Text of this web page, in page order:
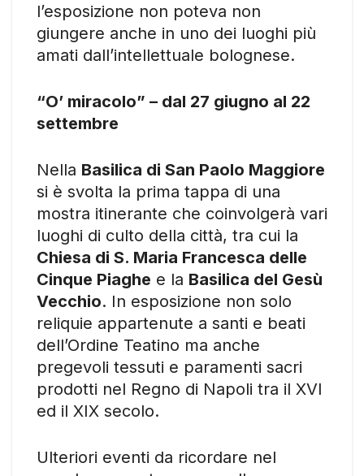
l’esposizione non poteva non
giungere anche in uno dei luoghi più
amati dall’intellettuale bolognese.
“O’ miracolo” – dal 27 giugno al 22
settembre
Nella Basilica di San Paolo Maggiore
si è svolta la prima tappa di una
mostra itinerante che coinvolgerà vari
luoghi di culto della città, tra cui la
Chiesa di S. Maria Francesca delle
Cinque Piaghe e la Basilica del Gesù
Vecchio. In esposizione non solo
reliquie appartenute a santi e beati
dell’Ordine Teatino ma anche
pregevoli tessuti e paramenti sacri
prodotti nel Regno di Napoli tra il XVI
ed il XIX secolo.
Ulteriori eventi da ricordare nel